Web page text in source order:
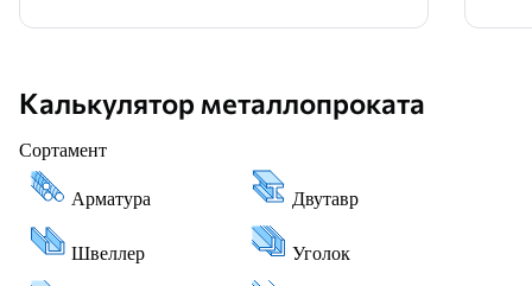
Калькулятор металлопроката